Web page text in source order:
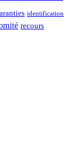
identification
recours